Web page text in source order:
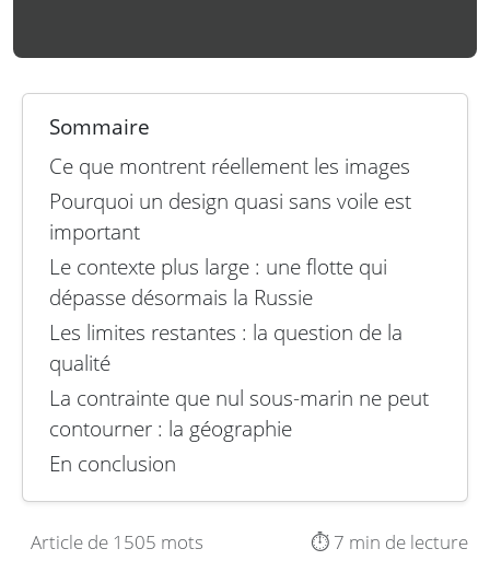
Sommaire
Ce que montrent réellement les images
Pourquoi un design quasi sans voile est
important
Le contexte plus large : une flotte qui
dépasse désormais la Russie
Les limites restantes : la question de la
qualité
La contrainte que nul sous-marin ne peut
contourner : la géographie
En conclusion
Article de 1505 mots ⏱️ 7 min de lecture